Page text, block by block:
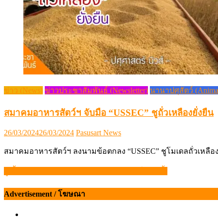
ข่าว (News) ข่าวประชาสัมพันธ์ (Newsletter) นานาปศุสัตว์
สมาคมอาหารสัตว์ฯ จับมือ “USSEC” ชูถั่วเหลืองยั่งยืน
Posted
26/03/202426/03/2024 Author
Pasusart News
สมาคมอาหารสัตว์ฯ ลงนามข้อตกลง “USSEC” ชูโมเดลถั่วเหลื
แนะแนว
เรื่อง
Advertisement / โฆษณา